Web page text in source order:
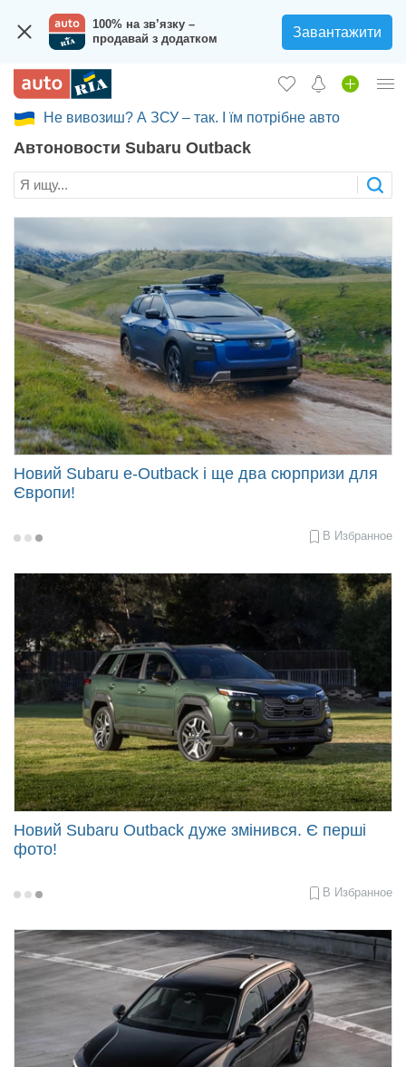
100% на зв’язку –
продавай з додатком
Завантажити
Вход в кабинет
Збір на авто для ЗСУ
Автомобили б/у
Новости
Отзывы об авто
Все для авто
Загрузить приложение
Продать авто
Не вивозиш? А ЗСУ – так. І їм потрібне авто
Автоновости Subaru Outback
Новий Subaru e-Outback і ще два сюрпризи для
Європи!
2025-
14:15
В Избранное
Новий Subaru Outback дуже змінився. Є перші
фото!
2025-
10:04
В Избранное